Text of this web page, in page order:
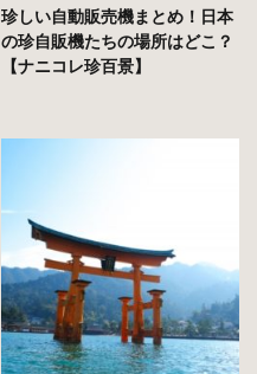
珍しい自動販売機まとめ！日本
の珍自販機たちの場所はどこ？
【ナニコレ珍百景】